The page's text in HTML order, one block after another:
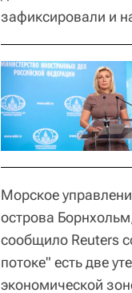
зафиксировали и
Морское
острова
сообщило Reuters
потоке" есть две
экономической